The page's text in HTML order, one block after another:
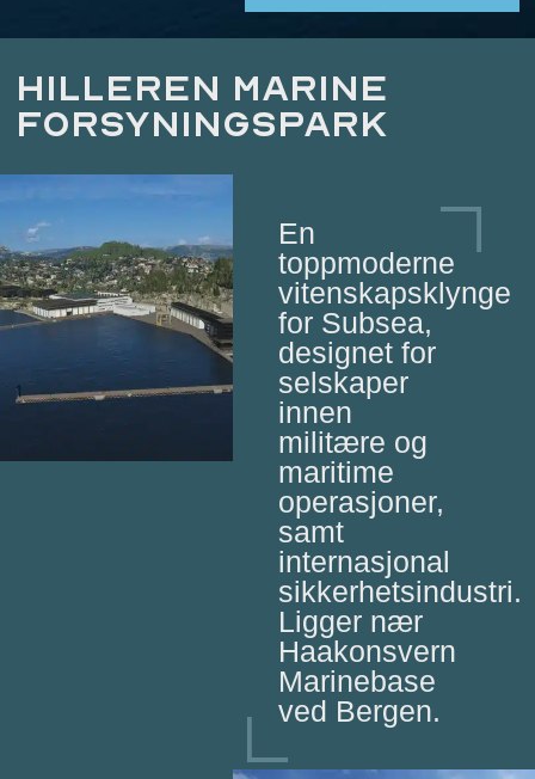
HILLEREN MARINE
FORSYNINGSPARK
En
toppmoderne
vitenskapsklynge
for Subsea,
designet for
selskaper
innen
militære og
maritime
operasjoner,
samt
internasjonal
sikkerhetsindustri.
Ligger nær
Haakonsvern
Marinebase
ved Bergen.